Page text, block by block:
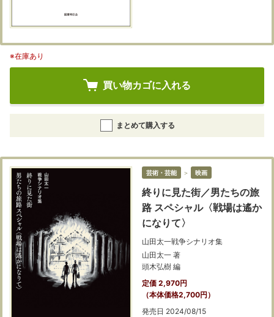
※在庫あり
買い物カゴに入れる
まとめて購入する
芸術・芸能 ＞ 映画
終りに見た街／男たちの旅
路 スペシャル〈戦場は遙か
になりて〉
山田太一戦争シナリオ集
山田太一 著
頭木弘樹 編
定価 2,970円
（本体価格2,700円）
発売日 2024/08/15